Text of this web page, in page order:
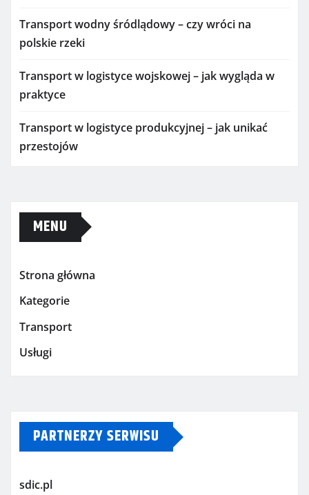
Transport wodny śródlądowy – czy wróci na
polskie rzeki
Transport w logistyce wojskowej – jak wygląda w
praktyce
Transport w logistyce produkcyjnej – jak unikać
przestojów
MENU
Strona główna
Kategorie
Transport
Usługi
PARTNERZY SERWISU
sdic.pl